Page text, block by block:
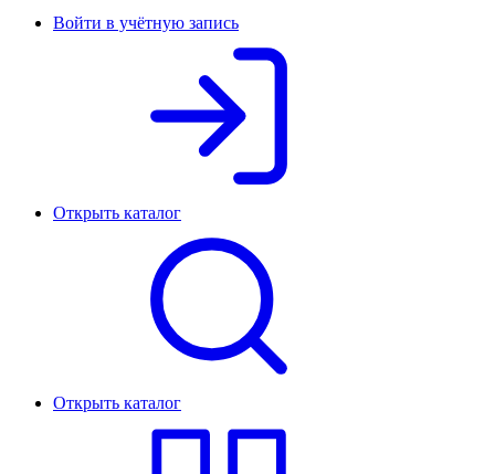
Войти в учётную запись
Открыть каталог
Открыть каталог